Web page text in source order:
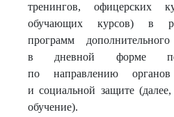
тренингов,
обучающих курсов) в
программ
в дневной форме
по направлению
и социальной защите
обучение).